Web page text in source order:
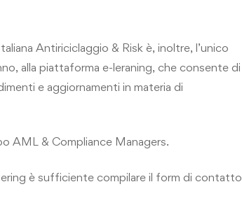
Antiriciclaggio & Risk è, inoltre, l’unico
alla piattaforma e-leraning, che consente di
e aggiornamenti in materia di
AML & Compliance Managers.
è sufficiente compilare il form di contatto